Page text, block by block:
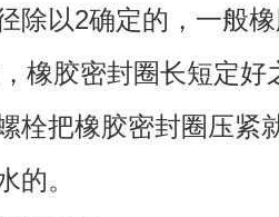
除以2确定的，一般
橡胶密封圈长短定
栓把橡胶密封圈压紧
的。